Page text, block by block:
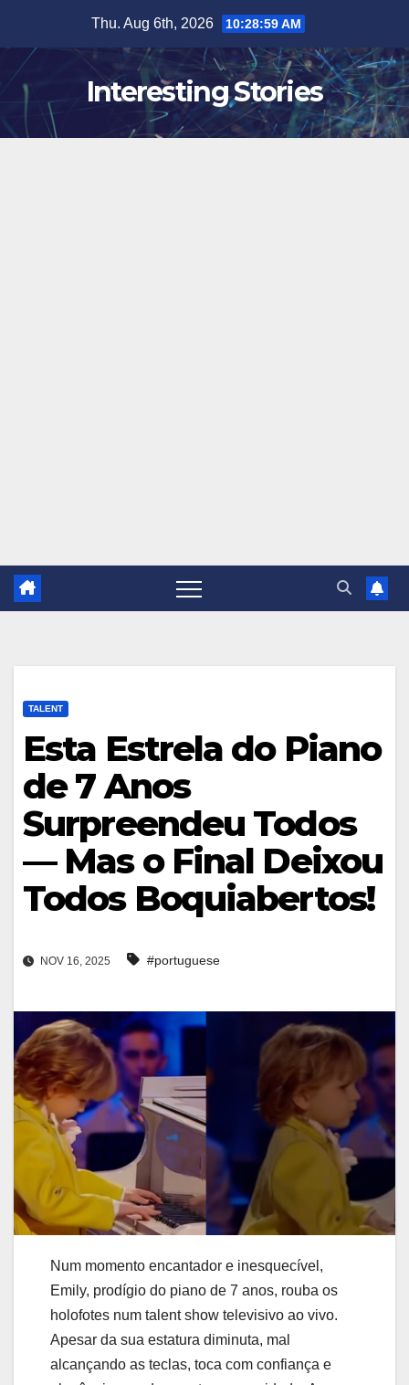
content
Thu. Aug 6th, 2026 10:29:00 AM
Interesting Stories
TALENT
Esta Estrela do Piano
de 7 Anos
Surpreendeu Todos
— Mas o Final Deixou
Todos Boquiabertos!
NOV 16, 2025 #portuguese
Num momento encantador e inesquecível,
Emily, prodígio do piano de 7 anos, rouba os
holofotes num talent show televisivo ao vivo.
Apesar da sua estatura diminuta, mal
alcançando as teclas, toca com confiança e